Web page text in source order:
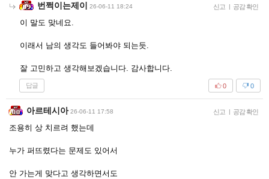
번쩍이는제이 26-06-11 18:24 신고 공감 확인
이 말도 맞네요.
이래서 남의 생각도 들어봐야 되는듯.
잘 고민하고 생각해보겠습니다. 감사합니다.
답글 0
0
아르테시아 26-06-11 17:58 신고 공감 확인
조용히 상 치르려 했는데
누가 퍼뜨렸다는 문제도 있어서
안 가는게 맞다고 생각하면서도